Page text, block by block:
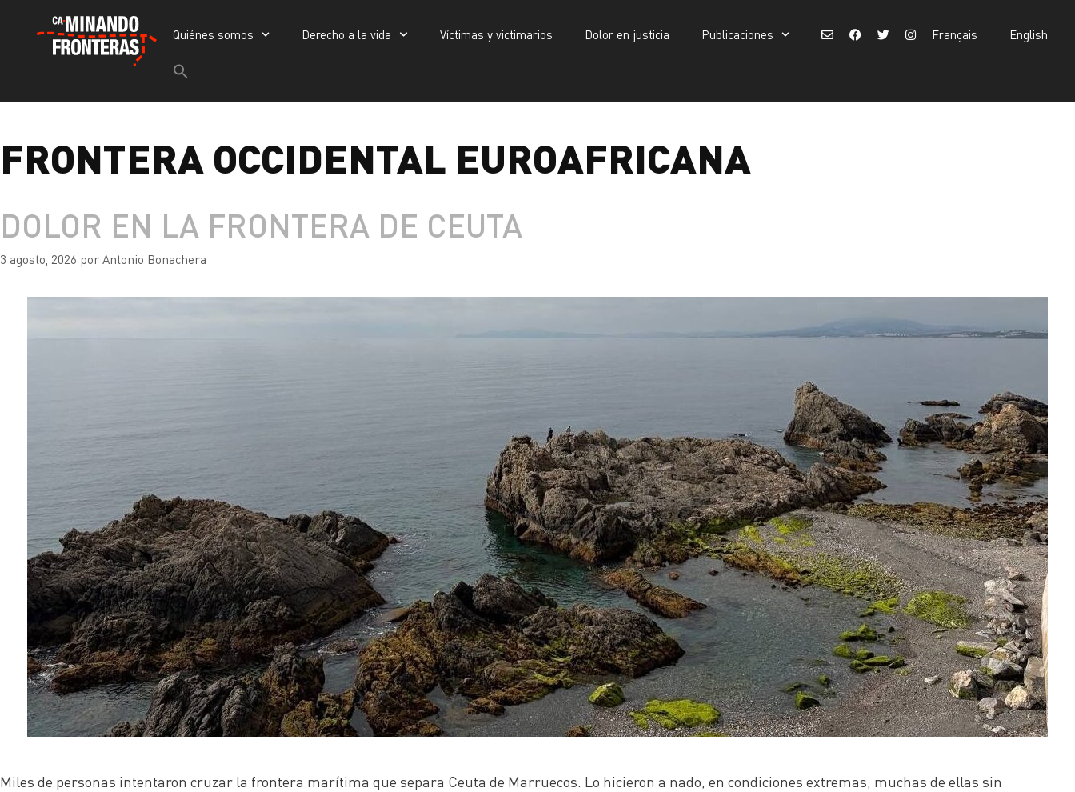
Quiénes somos Derecho a la vida Víctimas y victimarios Dolor en justicia Publicaciones Français English
Quiénes somos
FRONTERA OCCIDENTAL EUROAFRICANA
DOLOR EN LA FRONTERA DE CEUTA
3 agosto, 2026 por Antonio Bonachera
Miles de personas intentaron cruzar la frontera marítima que separa Ceuta de Marruecos. Lo hicieron a nado, en condiciones extremas, muchas de ellas sin